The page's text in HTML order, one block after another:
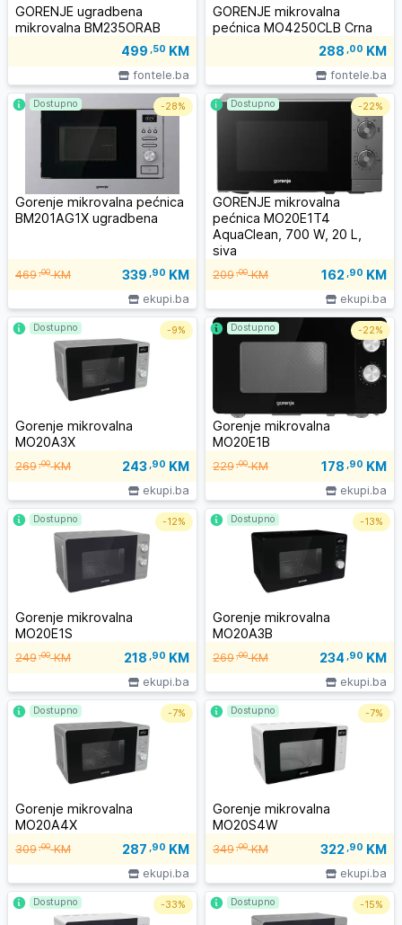
GORENJE ugradbena
mikrovalna BM235ORAB
499 ,50 KM
fontele.ba
GORENJE mikrovalna
pećnica MO4250CLB Crna
288 ,00 KM
fontele.ba
Gorenje mikrovalna pećnica
BM201AG1X ugradbena
469,00KM 339 ,90 KM
ekupi.ba
Dostupno -28%
GORENJE mikrovalna
pećnica MO20E1T4
AquaClean, 700 W, 20 L,
siva
209,00KM 162 ,90 KM
ekupi.ba
Dostupno -22%
Gorenje mikrovalna
MO20A3X
269,00KM 243 ,90 KM
ekupi.ba
Dostupno -9%
Gorenje mikrovalna
MO20E1B
229,00KM 178 ,90 KM
ekupi.ba
Dostupno -22%
Gorenje mikrovalna
MO20E1S
249,00KM 218 ,90 KM
ekupi.ba
Dostupno -12%
Gorenje mikrovalna
MO20A3B
269,00KM 234 ,90 KM
ekupi.ba
Dostupno -13%
Gorenje mikrovalna
MO20A4X
309,00KM 287 ,90 KM
ekupi.ba
Dostupno -7%
Gorenje mikrovalna
MO20S4W
349,00KM 322 ,90 KM
ekupi.ba
Dostupno -7%
Dostupno -33% Dostupno -15%